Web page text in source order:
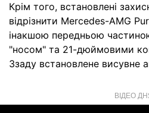
Крім того, встановлені
відрізнити Mercedes-AMG
інакшою передньою
"носом" та 21-дюймовими
Ззаду встановлене висувне
ВІДЕО